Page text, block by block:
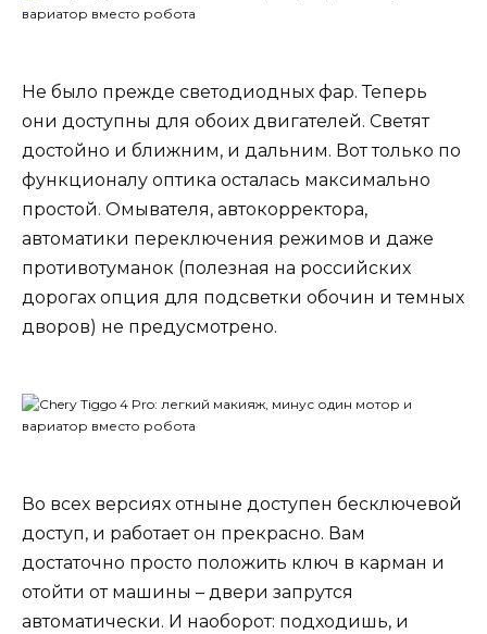
Не было прежде светодиодных фар. Теперь
они доступны для обоих двигателей. Светят
достойно и ближним, и дальним. Вот только по
функционалу оптика осталась максимально
простой. Омывателя, автокорректора,
автоматики переключения режимов и даже
противотуманок (полезная на российских
дорогах опция для подсветки обочин и темных
дворов) не предусмотрено.
Во всех версиях отныне доступен бесключевой
доступ, и работает он прекрасно. Вам
достаточно просто положить ключ в карман и
отойти от машины – двери запрутся
автоматически. И наоборот: подходишь, и